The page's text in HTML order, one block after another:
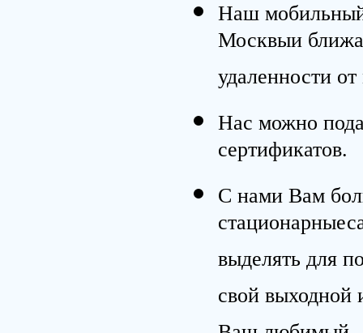
Наш мобильный
Москвыи
удаленности
Нас можно
сертификатов.
С нами Вам
выделять для
свой выходной